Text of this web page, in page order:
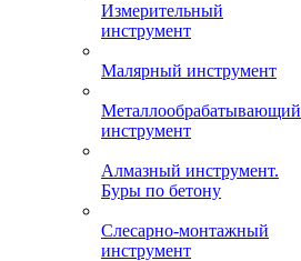
Измерительный
инструмент
Малярный инструмент
Металлообрабатывающий
инструмент
Алмазный инструмент.
Буры по бетону
Слесарно-монтажный
инструмент